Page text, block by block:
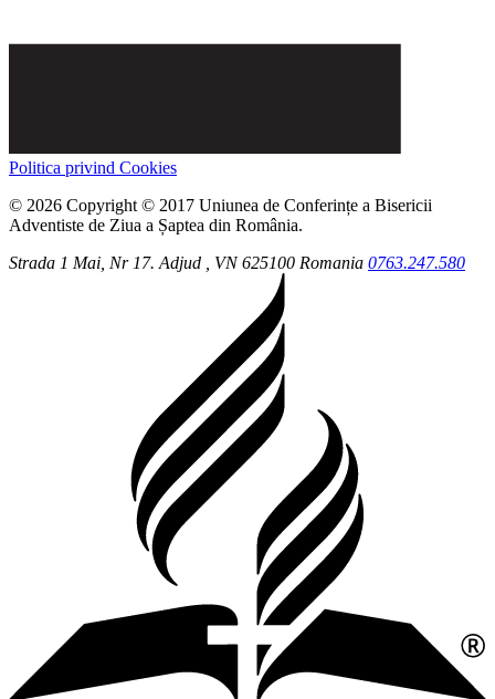
Politica privind Cookies
© 2026 Copyright © 2017 Uniunea de Conferințe a Bisericii
Adventiste de Ziua a Șaptea din România.
Strada 1 Mai, Nr 17.Adjud , VN 625100 Romania 0763.247.580